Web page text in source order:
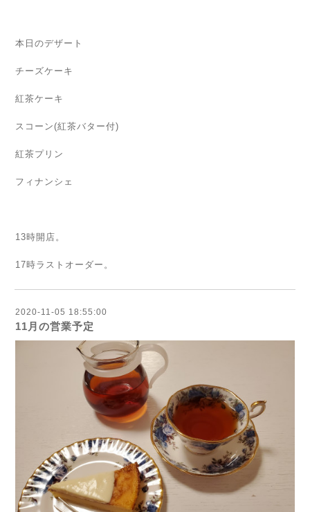
本日のデザート
チーズケーキ
紅茶ケーキ
スコーン(紅茶バター付)
紅茶プリン
フィナンシェ
13時開店。
17時ラストオーダー。
2020-11-05 18:55:00
11月の営業予定